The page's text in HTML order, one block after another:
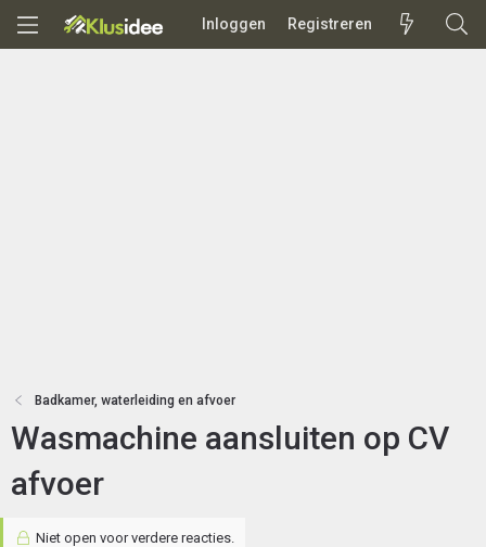
Inloggen Registreren
Badkamer, waterleiding en afvoer
Wasmachine aansluiten op CV
afvoer
Niet open voor verdere reacties.